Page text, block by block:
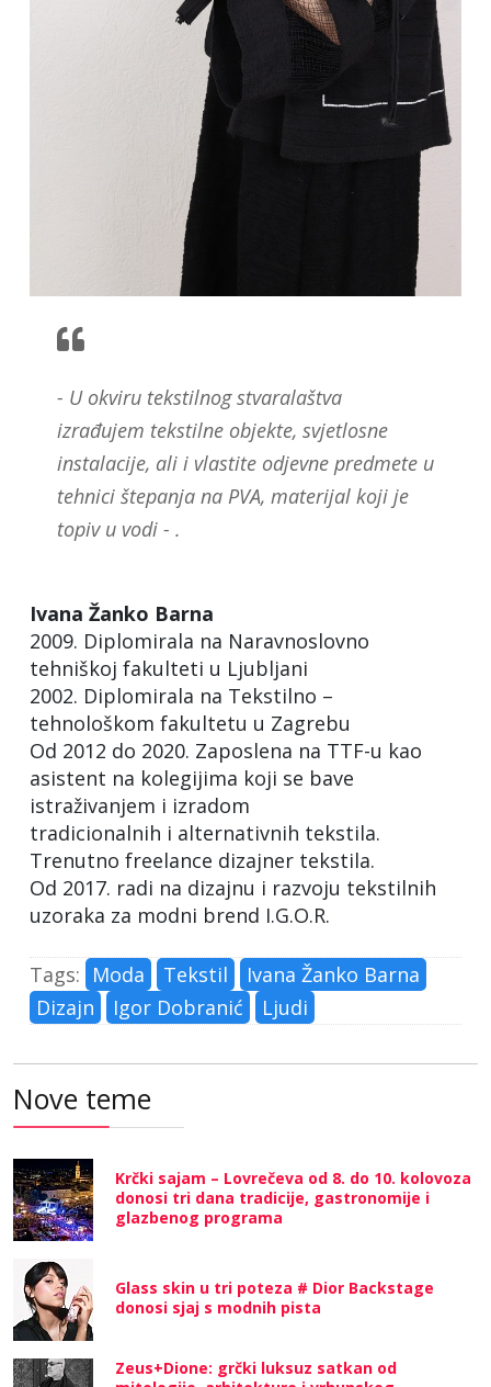
- U okviru tekstilnog stvaralaštva
izrađujem tekstilne objekte, svjetlosne
instalacije, ali i vlastite odjevne predmete u
tehnici štepanja na PVA, materijal koji je
topiv u vodi - .
Ivana Žanko Barna
2009. Diplomirala na Naravnoslovno
tehniškoj fakulteti u Ljubljani
2002. Diplomirala na Tekstilno –
tehnološkom fakultetu u Zagrebu
Od 2012 do 2020. Zaposlena na TTF-u kao
asistent na kolegijima koji se bave
istraživanjem i izradom
tradicionalnih i alternativnih tekstila.
Trenutno freelance dizajner tekstila.
Od 2017. radi na dizajnu i razvoju tekstilnih
uzoraka za modni brend I.G.O.R.
Tags: Moda Tekstil
Ivana Žanko Barna
Dizajn
Igor Dobranić Ljudi
Nove teme
Krčki sajam – Lovrečeva od 8. do 10. kolovoza
donosi tri dana tradicije, gastronomije i
glazbenog programa
Glass skin u tri poteza # Dior Backstage
donosi sjaj s modnih pista
Zeus+Dione: grčki luksuz satkan od